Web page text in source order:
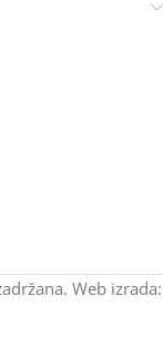
Web izrada: